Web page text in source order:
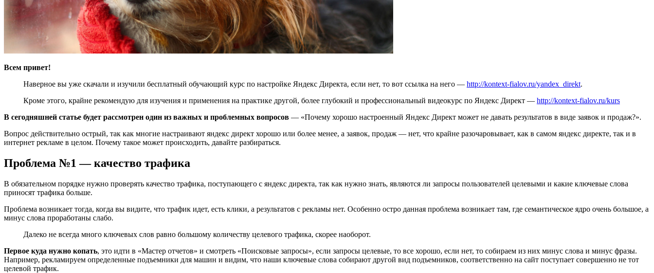
Всем привет!
Наверное вы уже скачали и изучили бесплатный обучающий курс по настройке Яндекс Директа, если нет, то вот ссылка на него — http://kontext-fialov.ru/yandex_direkt.
Кроме этого, крайне рекомендую для изучения и применения на практике другой, более глубокий и профессиональный видеокурс по Яндекс Директ — http://kontext-fialov.ru/kurs
В сегодняшней статье будет рассмотрен один из важных и проблемных вопросов — «Почему хорошо настроенный Яндекс Директ может не давать результатов в виде заявок и продаж?».
Вопрос действительно острый, так как многие настраивают яндекс директ хорошо или более менее, а заявок, продаж — нет, что крайне разочаровывает, как в самом яндекс директе, так и в
интернет рекламе в целом. Почему такое может происходить, давайте разбираться.
Проблема №1 — качество трафика
В обязательном порядке нужно проверять качество трафика, поступающего с яндекс директа, так как нужно знать, являются ли запросы пользователей целевыми и какие ключевые слова
приносят трафика больше.
Проблема возникает тогда, когда вы видите, что трафик идет, есть клики, а результатов с рекламы нет. Особенно остро данная проблема возникает там, где семантическое ядро очень большое, а
минус слова проработаны слабо.
Далеко не всегда много ключевых слов равно большому количеству целевого трафика, скорее наоборот.
Первое куда нужно копать, это идти в «Мастер отчетов» и смотреть «Поисковые запросы», если запросы целевые, то все хорошо, если нет, то собираем из них минус слова и минус фразы.
Например, рекламируем определенные подъемники для машин и видим, что наши ключевые слова собирают другой вид подъемников, соответственно на сайт поступает совершенно не тот
целевой трафик.